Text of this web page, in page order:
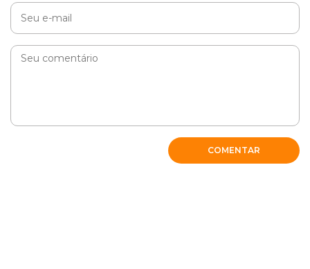
COMENTAR